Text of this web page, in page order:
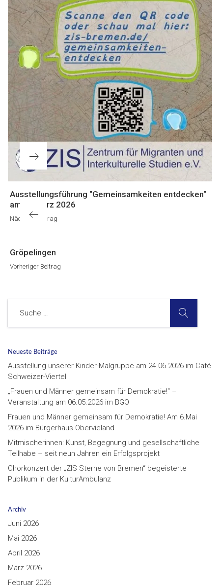
Nächster
Beitrag
Ausstellungsführung "Gemeinsamkeiten entdecken"
am 25.März 2026
Nächster Beitrag
Vorheriger
Beitrag
Gröpelingen
Vorheriger Beitrag
Neueste Beiträge
Ausstellung unserer Kinder-Malgruppe am 24.06.2026 im Café
Schweizer-Viertel
„Frauen und Männer gemeinsam für Demokratie!“ –
Veranstaltung am 06.05.2026 im BGO
Frauen und Männer gemeinsam für Demokratie! Am 6.Mai
2026 im Bürgerhaus Obervieland
Mitmischerinnen: Kunst, Begegnung und gesellschaftliche
Teilhabe – seit neun Jahren ein Erfolgsprojekt
Chorkonzert der „ZIS Sterne von Bremen“ begeisterte
Publikum in der KulturAmbulanz
Archiv
Juni 2026
Mai 2026
April 2026
März 2026
Februar 2026